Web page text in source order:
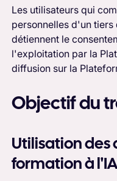
Les utilisateurs qui
personnelles d'un
détiennent le
l'exploitation par la
diffusion sur la
Objectif du
Utilisation des
formation à